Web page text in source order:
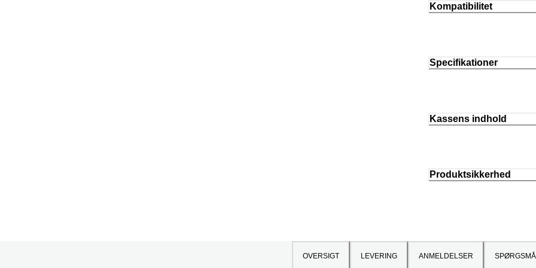
Kompatibilitet
Specifikationer
Kassens indhold
Produktsikkerhed
OVERSIGT LEVERING ANMELDELSER